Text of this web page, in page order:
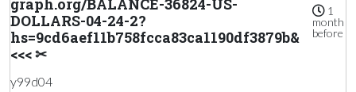
graph.org/BALANCE-36824-US-
DOLLARS-04-24-2?
hs=9cd6aef11b758fcca83ca1190df3879b&
<<< ✂
1
month
before
y99d04